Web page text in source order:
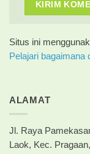
Situs ini
Pelajari bagaimana
ALAMAT
Jl. Raya
Laok, Kec.